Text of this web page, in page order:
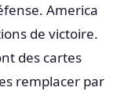
America
de victoire.
des cartes
remplacer par